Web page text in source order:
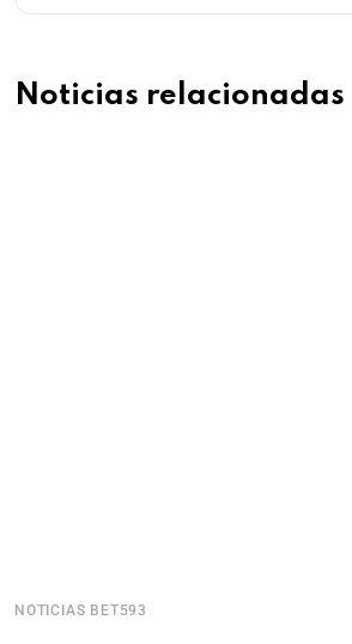
Noticias relacionadas
NOTICIAS BET593